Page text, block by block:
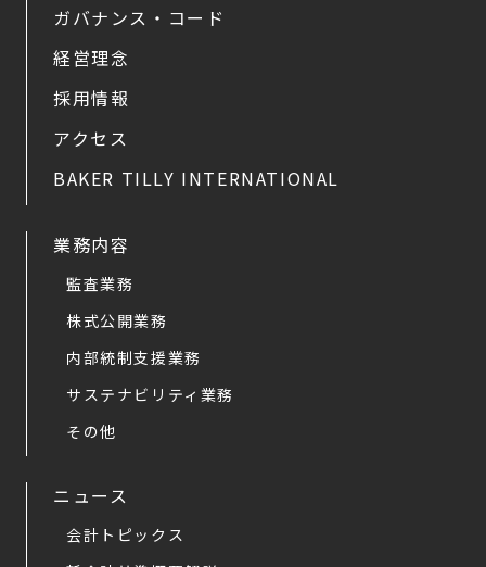
ガバナンス・コード
経営理念
採用情報
アクセス
BAKER TILLY INTERNATIONAL
業務内容
監査業務
株式公開業務
内部統制支援業務
サステナビリティ業務
その他
ニュース
会計トピックス